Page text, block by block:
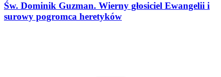
Św. Dominik Guzman. Wierny głosiciel Ewangelii i
surowy pogromca heretyków